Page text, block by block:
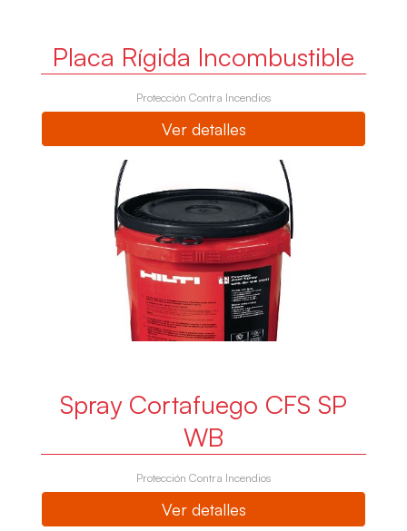
Placa Rígida Incombustible
Protección Contra Incendios
Ver detalles
Spray Cortafuego CFS SP
WB
Protección Contra Incendios
Ver detalles